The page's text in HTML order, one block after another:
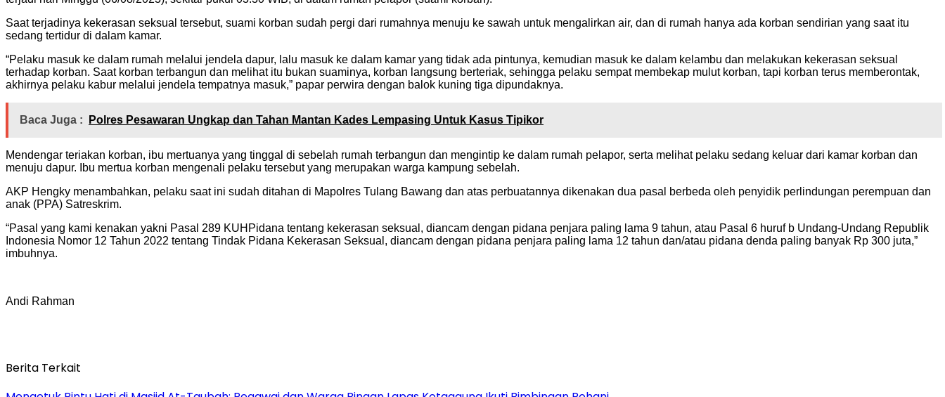
Saat terjadinya kekerasan seksual tersebut, suami korban sudah pergi dari rumahnya menuju ke sawah untuk mengalirkan air, dan di rumah hanya ada korban sendirian yang saat itu
sedang tertidur di dalam kamar.
“Pelaku masuk ke dalam rumah melalui jendela dapur, lalu masuk ke dalam kamar yang tidak ada pintunya, kemudian masuk ke dalam kelambu dan melakukan kekerasan seksual
terhadap korban. Saat korban terbangun dan melihat itu bukan suaminya, korban langsung berteriak, sehingga pelaku sempat membekap mulut korban, tapi korban terus memberontak,
akhirnya pelaku kabur melalui jendela tempatnya masuk,” papar perwira dengan balok kuning tiga dipundaknya.
Baca Juga : Polres Pesawaran Ungkap dan Tahan Mantan Kades Lempasing Untuk Kasus Tipikor
Mendengar teriakan korban, ibu mertuanya yang tinggal di sebelah rumah terbangun dan mengintip ke dalam rumah pelapor, serta melihat pelaku sedang keluar dari kamar korban dan
menuju dapur. Ibu mertua korban mengenali pelaku tersebut yang merupakan warga kampung sebelah.
AKP Hengky menambahkan, pelaku saat ini sudah ditahan di Mapolres Tulang Bawang dan atas perbuatannya dikenakan dua pasal berbeda oleh penyidik perlindungan perempuan dan
anak (PPA) Satreskrim.
“Pasal yang kami kenakan yakni Pasal 289 KUHPidana tentang kekerasan seksual, diancam dengan pidana penjara paling lama 9 tahun, atau Pasal 6 huruf b Undang-Undang Republik
Indonesia Nomor 12 Tahun 2022 tentang Tindak Pidana Kekerasan Seksual, diancam dengan pidana penjara paling lama 12 tahun dan/atau pidana denda paling banyak Rp 300 juta,”
imbuhnya.
Andi Rahman
Berita Terkait